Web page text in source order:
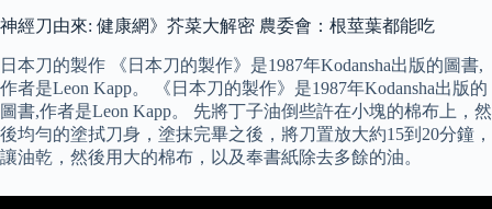
神經刀由來: 健康網》芥菜大解密 農委會：根莖葉都能吃
日本刀的製作 《日本刀的製作》是1987年Kodansha出版的圖書,
作者是Leon Kapp。 《日本刀的製作》是1987年Kodansha出版的
圖書,作者是Leon Kapp。 先將丁子油倒些許在小塊的棉布上，然
後均勻的塗拭刀身，塗抹完畢之後，將刀置放大約15到20分鐘，
讓油乾，然後用大的棉布，以及奉書紙除去多餘的油。